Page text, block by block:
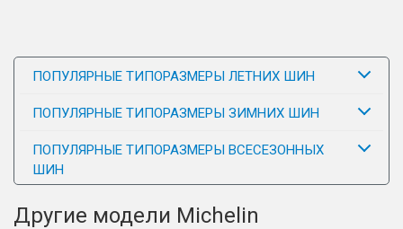
ПОПУЛЯРНЫЕ ТИПОРАЗМЕРЫ ЛЕТНИХ ШИН
ПОПУЛЯРНЫЕ ТИПОРАЗМЕРЫ ЗИМНИХ ШИН
ПОПУЛЯРНЫЕ ТИПОРАЗМЕРЫ ВСЕСЕЗОННЫХ
ШИН
Другие модели Michelin